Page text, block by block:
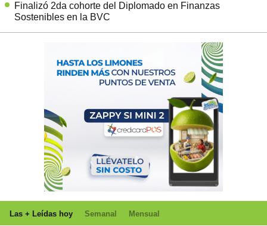
Finalizó 2da cohorte del Diplomado en Finanzas
Sostenibles en la BVC
Las + Leídas hoy Semanal Mensual